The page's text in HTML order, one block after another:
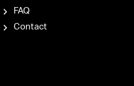
FAQ
Contact